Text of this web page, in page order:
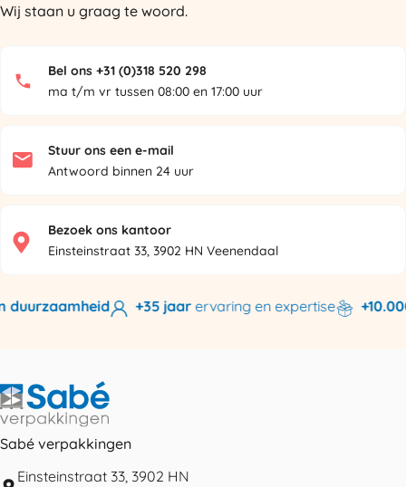
Wij staan u graag te woord.
Bel ons +31 (0)318 520 298
ma t/m vr tussen 08:00 en 17:00 uur
Stuur ons een e-mail
Antwoord binnen 24 uur
Bezoek ons kantoor
Einsteinstraat 33, 3902 HN Veenendaal
+35 jaarervaring en expertise
Sabé verpakkingen
Einsteinstraat 33, 3902 HN